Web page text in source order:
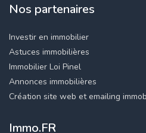
Nos partenaires
Investir en immobilier
Astuces immobilières
Immobilier Loi Pinel
Annonces immobilières
Création site web et emailing
Immo.FR